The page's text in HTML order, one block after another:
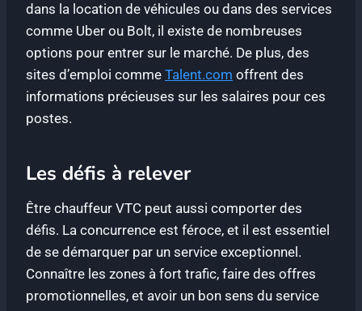
dans la location de véhicules ou dans des services
comme Uber ou Bolt, il existe de nombreuses
options pour entrer sur le marché. De plus, des
sites d’emploi comme Talent.com offrent des
informations précieuses sur les salaires pour ces
postes.
Les défis à relever
Être chauffeur VTC peut aussi comporter des
défis. La concurrence est féroce, et il est essentiel
de se démarquer par un service exceptionnel.
Connaître les zones à fort trafic, faire des offres
promotionnelles, et avoir un bon sens du service